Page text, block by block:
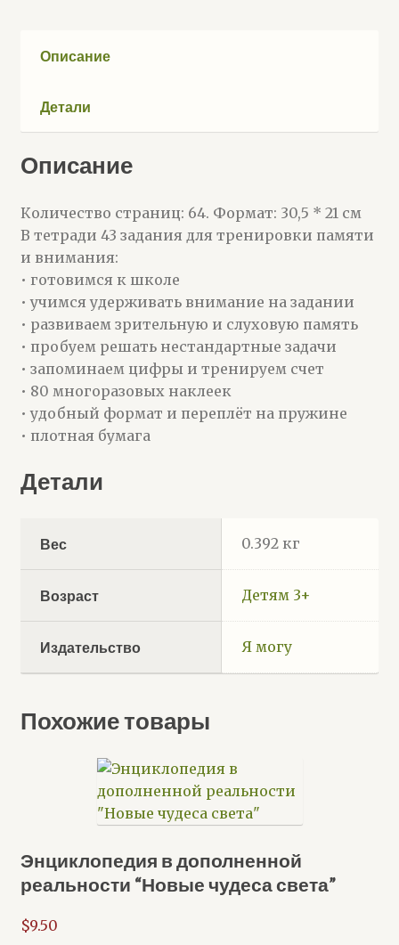
Описание
Детали
Описание
Количество страниц: 64. Формат: 30,5 * 21 см
В тетради 43 задания для тренировки памяти
и внимания:
• готовимся к школе
• учимся удерживать внимание на задании
• развиваем зрительную и слуховую память
• пробуем решать нестандартные задачи
• запоминаем цифры и тренируем счет
• 80 многоразовых наклеек
• удобный формат и переплёт на пружине
• плотная бумага
Детали
Вес 0.392 кг
Возраст Детям 3+
Издательство Я могу
Похожие товары
Энциклопедия в дополненной
реальности “Новые чудеса света”
$9.50